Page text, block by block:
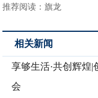
推荐阅读：旗龙
相关新闻
享够生活·共创辉煌
会